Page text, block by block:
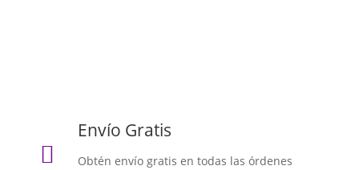

Envío Gratis
Obtén envío gratis en todas las órdenes